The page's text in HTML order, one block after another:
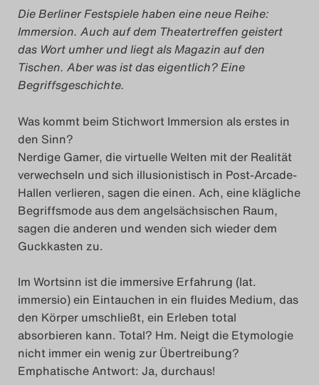
2021
Das Theatertreffen-Blog
2022
Das Theatertreffen-Blog
Das Theatertreffen-Blog
2024
Das Theatertreffen-Blog
2025
Das Theatertreffen-Blog
Archiv
Impressum
Die Berliner Festspiele haben eine neue Reihe:
Immersion. Auch auf dem Theatertreffen geistert
das Wort umher und liegt als Magazin auf den
Tischen. Aber was ist das eigentlich? Eine
Begriffsgeschichte.
Was kommt beim Stichwort Immersion als erstes in
den Sinn?
Nerdige Gamer, die virtuelle Welten mit der Realität
verwechseln und sich illusionistisch in Post-Arcade-
Hallen verlieren, sagen die einen. Ach, eine klägliche
Begriffsmode aus dem angelsächsischen Raum,
sagen die anderen und wenden sich wieder dem
Guckkasten zu.
Im Wortsinn ist die immersive Erfahrung (lat.
immersio) ein Eintauchen in ein fluides Medium, das
den Körper umschließt, ein Erleben total
absorbieren kann. Total? Hm. Neigt die Etymologie
nicht immer ein wenig zur Übertreibung?
Emphatische Antwort: Ja, durchaus!